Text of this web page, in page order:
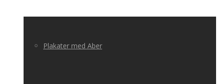
Plakater med Aber